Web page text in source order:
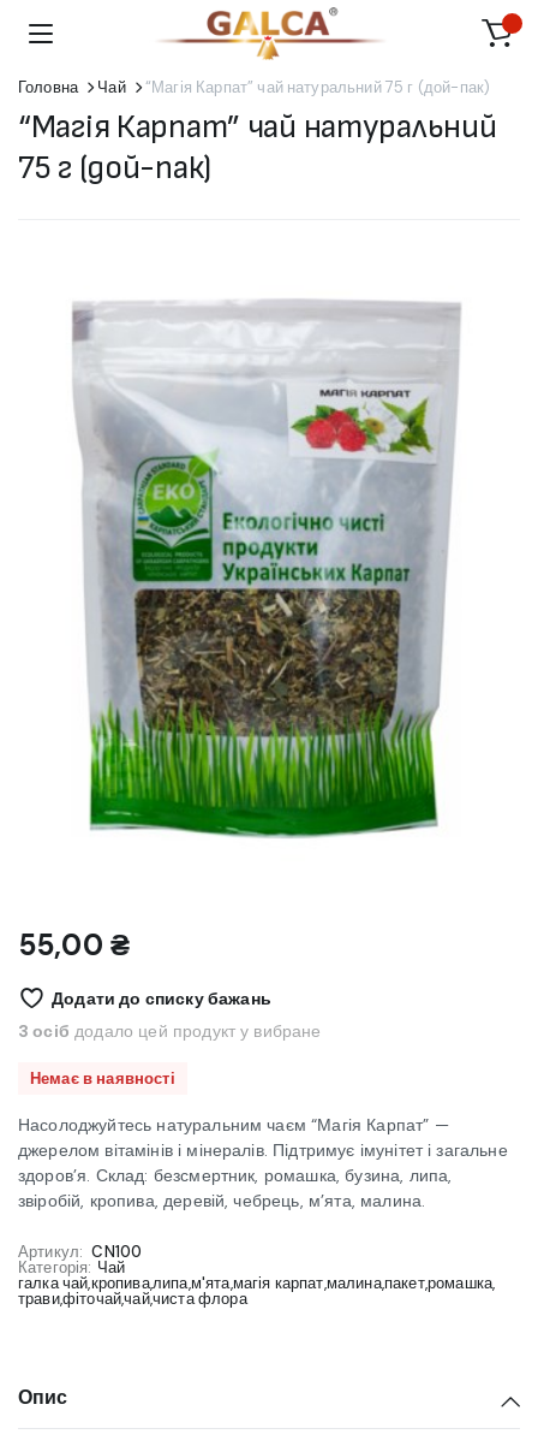
Головна Чай “Магія Карпат” чай натуральний 75 г (дой-пак)
“Магія Карпат” чай натуральний
75 г (дой-пак)
55,00 ₴
Додати до списку бажань
3 осіб додало цей продукт у вибране
Немає в наявності
Насолоджуйтесь натуральним чаєм “Магія Карпат” —
джерелом вітамінів і мінералів. Підтримує імунітет і загальне
здоров’я. Склад: безсмертник, ромашка, бузина, липа,
звіробій, кропива, деревій, чебрець, м’ята, малина.
Артикул: CN100
Категорія: Чай
галка чай,кропива,липа,м'ята,магія карпат,малина,пакет,ромашка,
трави,фіточай,чай,чиста флора
Опис